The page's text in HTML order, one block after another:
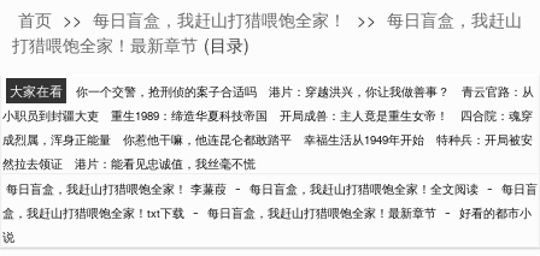
李蒹葭
首页 >> 每日盲盒，我赶山打猎喂饱全家！ >> 每日盲盒，我赶山
打猎喂饱全家！最新章节 (目录)
大家在看 你一个交警，抢刑侦的案子合适吗 港片：穿越洪兴，你让我做善事？
青云官路：从
小职员到封疆大吏
重生1989：缔造华夏科技帝国 开局成兽：主人竟是重生女帝！
四合院：魂穿
成烈属，浑身正能量
你惹他干嘛，他连昆仑都敢踏平 幸福生活从1949年开始
特种兵：开局被安
然拉去领证
港片：能看见忠诚值，我丝毫不慌
每日盲盒，我赶山打猎喂饱全家！ 李蒹葭 - 每日盲盒，我赶山打猎喂饱全家！全文阅读 - 每日盲
盒，我赶山打猎喂饱全家！txt下载 - 每日盲盒，我赶山打猎喂饱全家！最新章节 - 好看的都市小
说